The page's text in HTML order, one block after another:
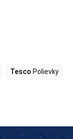
Tesco Polievky